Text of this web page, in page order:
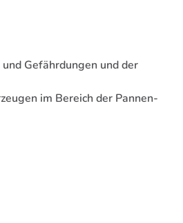
Gefährdungen und der
im Bereich der Pannen-